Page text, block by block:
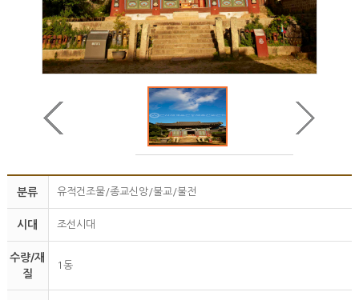
분류 유적건조물/종교신앙/불교/불전
시대 조선시대
수량/재
질
1동